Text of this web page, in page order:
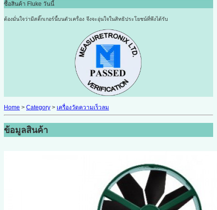
ซื้อสินค้า Fluke วันนี้
ต้องมั่นใจว่ามีสติ๊กเกอร์นี้บนตัวเครื่อง จึงจะอุ่นใจในสิทธิประโยชน์ที่พึงได้รับ
Home > Category > เครื่องวัดความเร็วลม
ข้อมูลสินค้า